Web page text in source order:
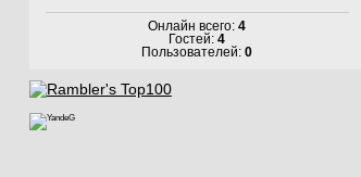
Онлайн всего:4
Гостей:4
Пользователей:0